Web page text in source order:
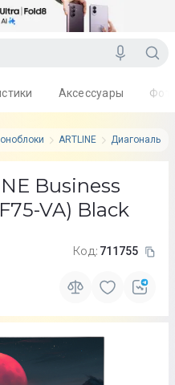
ARTLINE Диагональ
Аксессуары
Business
VA) Black
Код: 711755